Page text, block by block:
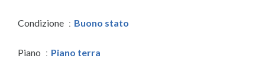
Condizione Buono stato
Piano Piano terra